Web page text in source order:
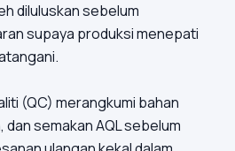
diluluskan sebelum
supaya produksi menepati
(QC) merangkumi bahan
semakan AQL sebelum